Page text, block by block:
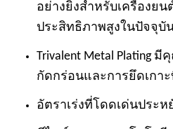
อย่างยิ่งสำหรับเครื่องย
ประสิทธิภาพสูงในปัจจุบั
Trivalent Metal Plating
กัดกร่อนและการยึดเกา
อัตราเร่งที่โดดเด่นประ